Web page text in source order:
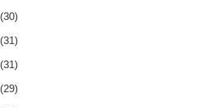
(30)
(31)
(31)
(29)